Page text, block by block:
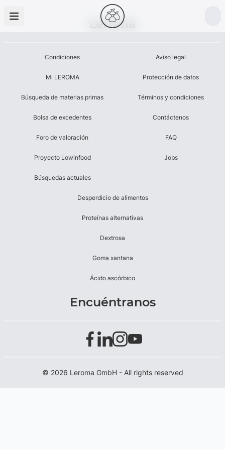
Leroma
Condiciones
Mi LEROMA
Búsqueda de materias primas
Bolsa de excedentes
Foro de valoración
Proyecto Lowinfood
Búsquedas actuales
Aviso legal
Protección de datos
Términos y condiciones
Contáctenos
FAQ
Jobs
Desperdicio de alimentos
Proteínas alternativas
Dextrosa
Goma xantana
Ácido ascórbico
Encuéntranos
© 2026 Leroma GmbH - All rights reserved